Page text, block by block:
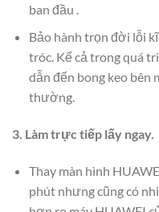
ban đầu .
Bảo hành trọn đời lỗi
tróc. Kể cả trong quá
dẫn đến bong keo bên
thường.
3. Làm trực tiếp lấy ngay.
Thay màn hình
phút nhưng cũng có